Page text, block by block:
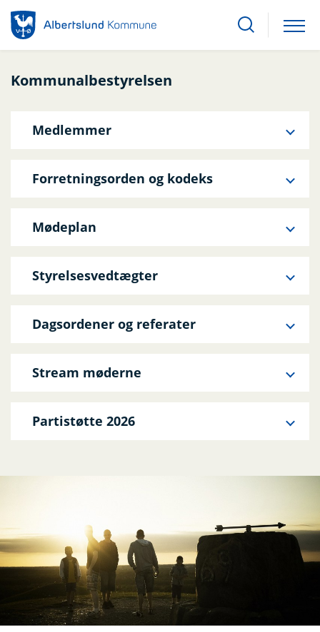
Kommunalbestyrelsen
Medlemmer
Forretningsorden og kodeks
Mødeplan
Styrelsesvedtægter
Dagsordener og referater
Stream møderne
Partistøtte 2026